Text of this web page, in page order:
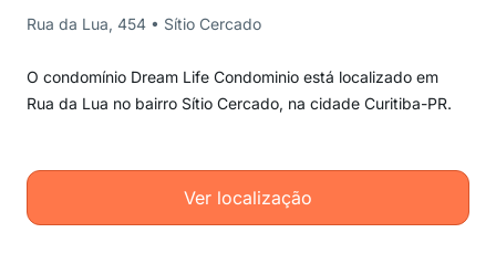
Rua da Lua, 454 • Sítio Cercado
O condomínio Dream Life Condominio está localizado em
Rua da Lua no bairro Sítio Cercado, na cidade Curitiba-PR.
Ver localização